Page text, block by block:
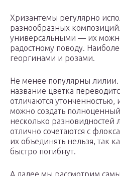
Хризантемы регулярно
разнообразных
универсальными — их
радостному поводу.
георгинами и розами.
Не менее популярны лилии.
название цветка
отличаются утонченностью,
можно создать
несколько
отлично сочетаются с
их объединять нельзя, так
быстро погибнут.
А далее мы рассмотрим